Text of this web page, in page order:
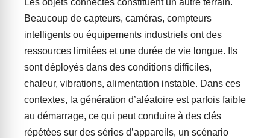
Les objets connectés constituent un autre terrain.
Beaucoup de capteurs, caméras, compteurs
intelligents ou équipements industriels ont des
ressources limitées et une durée de vie longue. Ils
sont déployés dans des conditions difficiles,
chaleur, vibrations, alimentation instable. Dans ces
contextes, la génération d’aléatoire est parfois faible
au démarrage, ce qui peut conduire à des clés
répétées sur des séries d’appareils, un scénario